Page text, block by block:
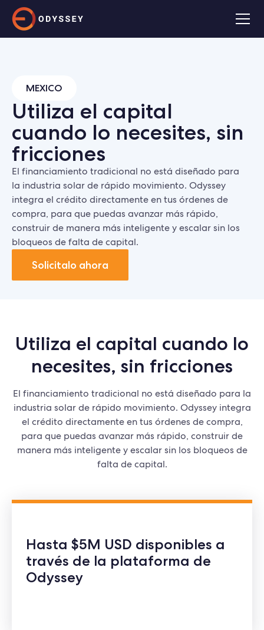
MEXICO
Utiliza el capital
cuando lo necesites, sin
fricciones
El financiamiento tradicional no está diseñado para
la industria solar de rápido movimiento. Odyssey
integra el crédito directamente en tus órdenes de
compra, para que puedas avanzar más rápido,
construir de manera más inteligente y escalar sin los
bloqueos de falta de capital.
Solicitalo ahora
Utiliza el capital cuando lo
necesites, sin fricciones
El financiamiento tradicional no está diseñado para la
industria solar de rápido movimiento. Odyssey integra
el crédito directamente en tus órdenes de compra,
para que puedas avanzar más rápido, construir de
manera más inteligente y escalar sin los bloqueos de
falta de capital.
Hasta $5M USD disponibles a
través de la plataforma de
Odyssey